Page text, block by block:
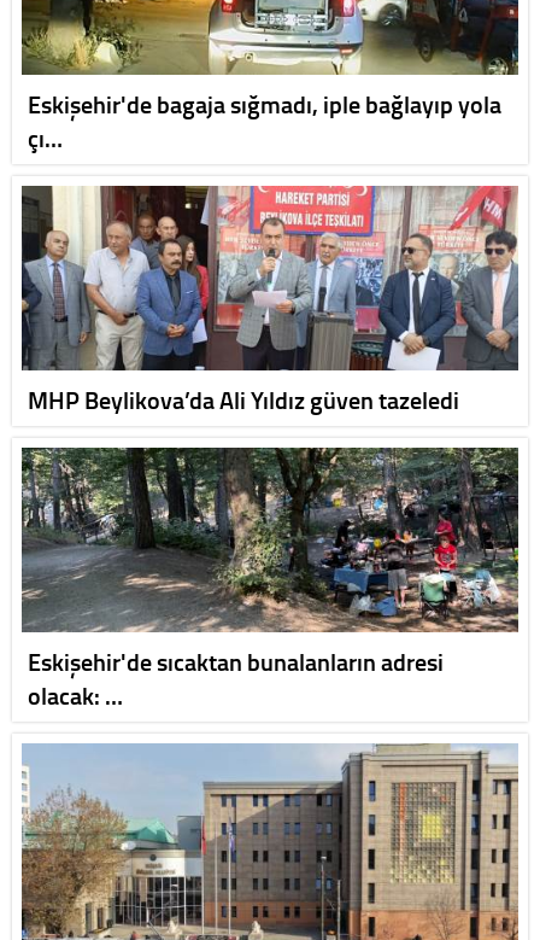
Eskişehir'de bagaja sığmadı, iple bağlayıp yola
çı…
MHP Beylikova’da Ali Yıldız güven tazeledi
Eskişehir'de sıcaktan bunalanların adresi
olacak: …